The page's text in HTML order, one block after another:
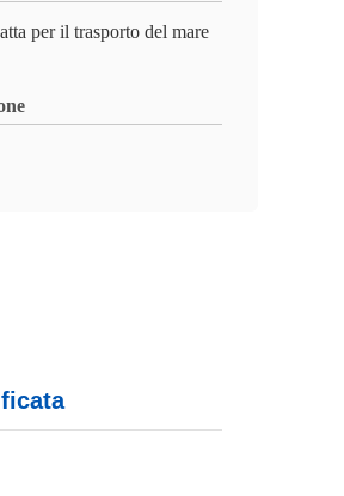
per il trasporto del mare